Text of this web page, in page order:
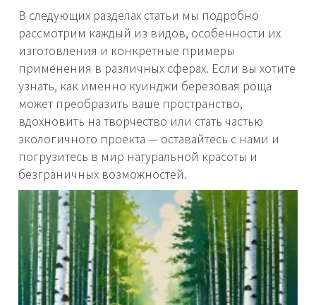
В следующих разделах статьи мы подробно
рассмотрим каждый из видов, особенности их
изготовления и конкретные примеры
применения в различных сферах. Если вы хотите
узнать, как именно куинджи березовая роща
может преобразить ваше пространство,
вдохновить на творчество или стать частью
экологичного проекта — оставайтесь с нами и
погрузитесь в мир натуральной красоты и
безграничных возможностей.